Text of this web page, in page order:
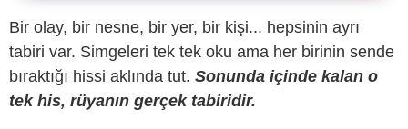
Bir olay, bir nesne, bir yer, bir kişi... hepsinin ayrı
tabiri var. Simgeleri tek tek oku ama her birinin sende
bıraktığı hissi aklında tut. Sonunda içinde kalan o
tek his, rüyanın gerçek tabiridir.